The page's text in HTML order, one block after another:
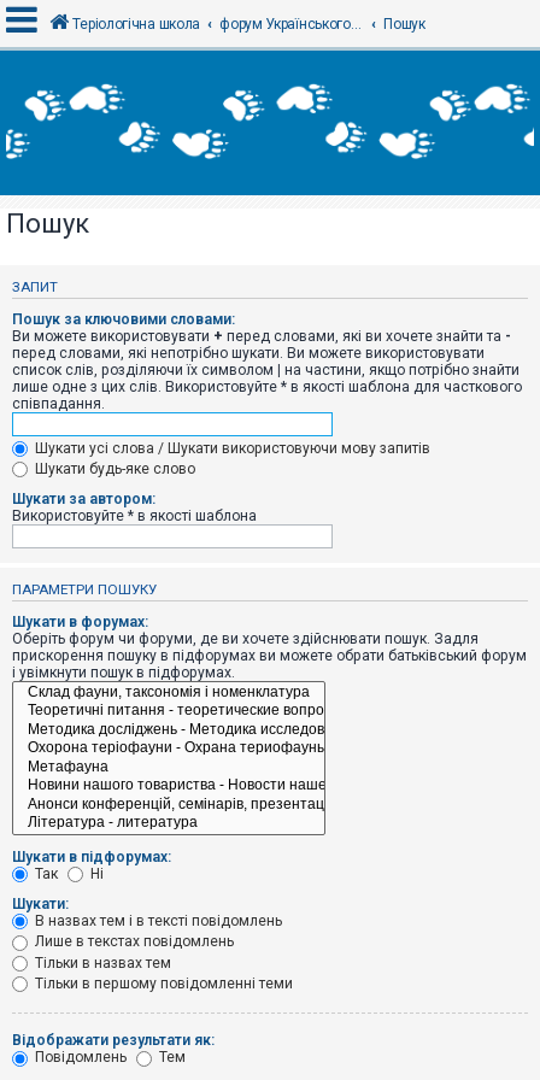
х
і
Р
с
р
а
ц
і
я
Т
е
м
и
б
і
п
о
в
і
д
в
н
т
е
м
и
о
ш
Теріологічна школа форум Українського теріологічного товариства Пошук
Пошук
ЗАПИТ
Пошук за ключовими словами:
Ви можете використовувати + перед словами, які ви хочете знайти та -
перед словами, які непотрібно шукати. Ви можете використовувати
список слів, розділяючи їх символом | на частини, якщо потрібно знайти
лише одне з цих слів. Використовуйте * в якості шаблона для часткового
співпадання.
Шукати усі слова / Шукати використовуючи мову запитів
Шукати будь-яке слово
Шукати за автором:
Використовуйте * в якості шаблона
ПАРАМЕТРИ ПОШУКУ
Шукати в форумах:
Оберіть форум чи форуми, де ви хочете здійснювати пошук. Задля
прискорення пошуку в підфорумах ви можете обрати батьківський форум
і увімкнути пошук в підфорумах.
Шукати в підфорумах:
Так
Ні
Шукати:
В назвах тем і в тексті повідомлень
Лише в текстах повідомлень
Тільки в назвах тем
Тільки в першому повідомленні теми
Відображати результати як:
Повідомлень
Тем